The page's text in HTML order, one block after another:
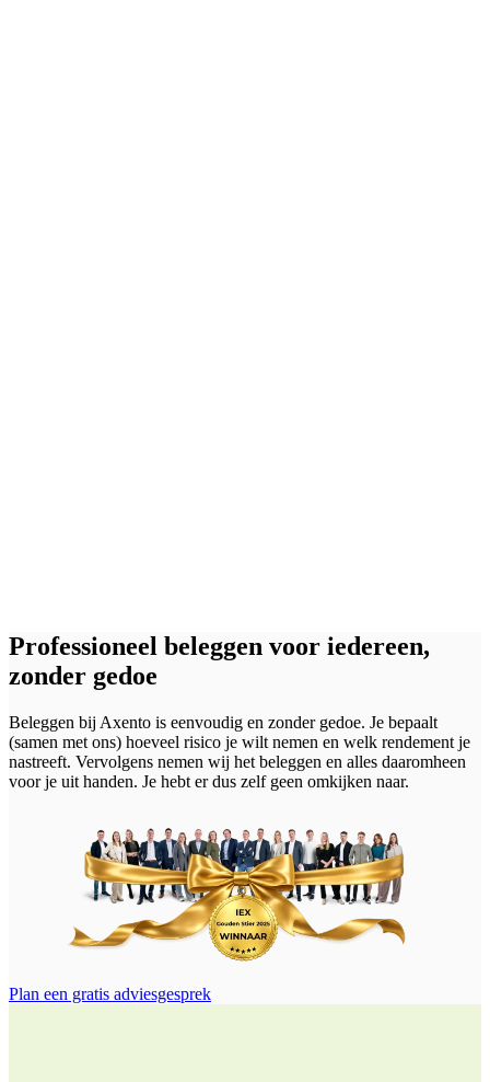
Professioneel beleggen voor iedereen,
zonder gedoe
Beleggen bij Axento is eenvoudig en zonder gedoe. Je bepaalt
(samen met ons) hoeveel risico je wilt nemen en welk rendement je
nastreeft. Vervolgens nemen wij het beleggen en alles daaromheen
voor je uit handen. Je hebt er dus zelf geen omkijken naar.
Plan een gratis adviesgesprek